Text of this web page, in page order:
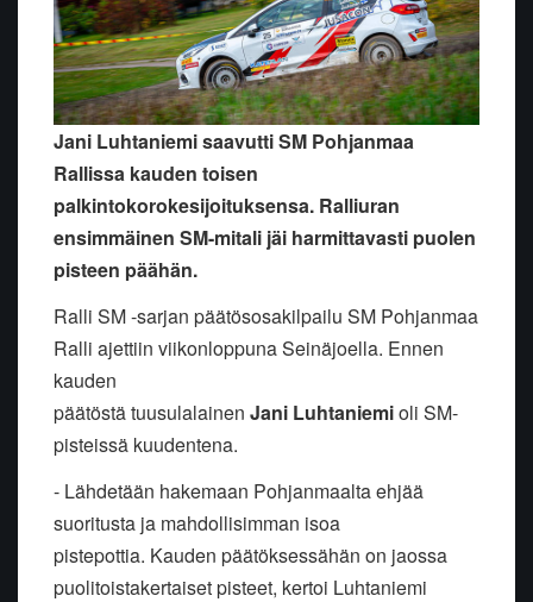
Jani Luhtaniemi saavutti SM Pohjanmaa
Rallissa kauden toisen
palkintokorokesijoituksensa. Ralliuran
ensimmäinen SM-mitali jäi harmittavasti puolen
pisteen päähän.
Ralli SM -sarjan päätösosakilpailu SM Pohjanmaa
Ralli ajettiin viikonloppuna Seinäjoella. Ennen
kauden
päätöstä tuusulalainen Jani Luhtaniemioli SM-
pisteissä kuudentena.
- Lähdetään hakemaan Pohjanmaalta ehjää
suoritusta ja mahdollisimman isoa
pistepottia. Kauden päätöksessähän on jaossa
puolitoistakertaiset pisteet, kertoi Luhtaniemi